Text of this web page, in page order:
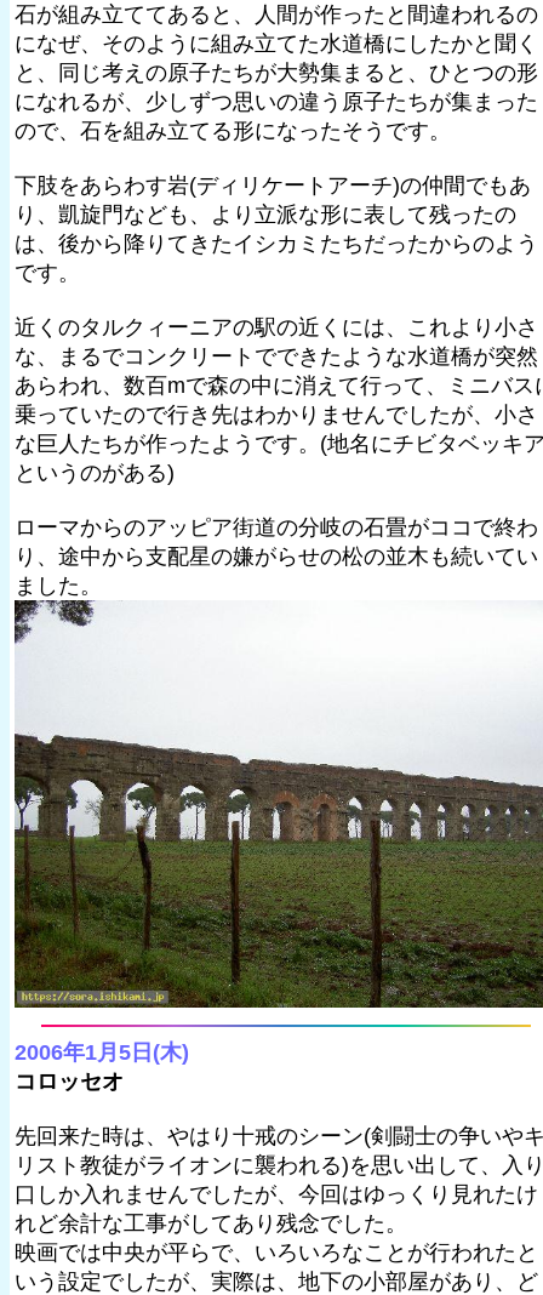
石が組み立ててあると、人間が作ったと間違われるの
になぜ、そのように組み立てた水道橋にしたかと聞く
と、同じ考えの原子たちが大勢集まると、ひとつの形
になれるが、少しずつ思いの違う原子たちが集まった
ので、石を組み立てる形になったそうです。
下肢をあらわす岩(ディリケートアーチ)の仲間でもあ
り、凱旋門なども、より立派な形に表して残ったの
は、後から降りてきたイシカミたちだったからのよう
です。
近くのタルクィーニアの駅の近くには、これより小さ
な、まるでコンクリートでできたような水道橋が突然
あらわれ、数百mで森の中に消えて行って、ミニバス
乗っていたので行き先はわかりませんでしたが、小さ
な巨人たちが作ったようです。(地名にチビタベッキ
というのがある)
ローマからのアッピア街道の分岐の石畳がココで終わ
り、途中から支配星の嫌がらせの松の並木も続いてい
ました。
2006年1月5日(木)
コロッセオ
先回来た時は、やはり十戒のシーン(剣闘士の争いや
リスト教徒がライオンに襲われる)を思い出して、入
口しか入れませんでしたが、今回はゆっくり見れたけ
れど余計な工事がしてあり残念でした。
映画では中央が平らで、いろいろなことが行われたと
いう設定でしたが、実際は、地下の小部屋があり、ど